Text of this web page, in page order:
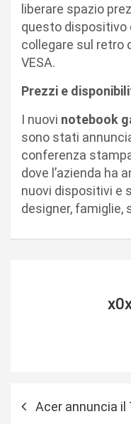
liberare spazio
questo dispositivo
collegare sul retro
VESA.
Prezzi e
I nuovi notebook
sono stati
conferenza
dove l’azienda ha
nuovi dispositivi e
designer,
Acer annuncia il